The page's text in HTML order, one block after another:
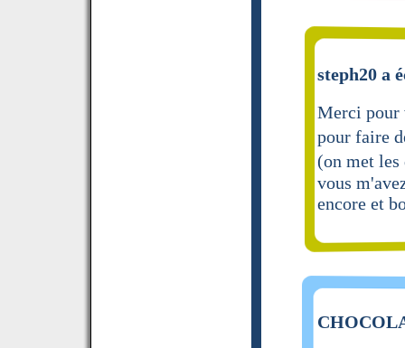
steph20 a
Merci pour
pour faire
(on met
vous
encore et